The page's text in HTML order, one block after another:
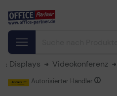
Displays Videokonferenz
Autorisierter Händler